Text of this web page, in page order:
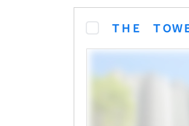
ＴＨＥ ＴＯＷ